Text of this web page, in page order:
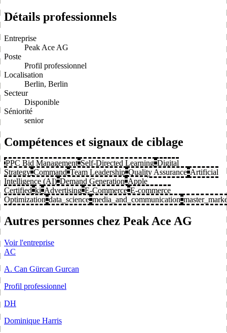
Détails professionnels
Entreprise
Peak Ace AG
Poste
Profil professionnel
Localisation
Berlin, Berlin
Secteur
Disponible
Séniorité
senior
Compétences et signaux de ciblage
PPC Bid Management Self-Directed Learning Digital
Strategy Command Team Leadership Quality Assurance Artificial
Intelligence (AI) Demand Generation Apple
Certified ki Advertising E-Commerce E-commerce
Optimization data_science media_and_communication
Autres personnes chez Peak Ace AG
Voir l'entreprise
AC
A. Can Gürcan Gurcan
Profil professionnel
DH
Dominique Harris